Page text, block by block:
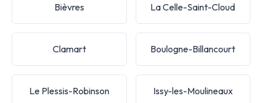
Bièvres La Celle-Saint-Cloud
Clamart Boulogne-Billancourt
Le Plessis-Robinson Issy-les-Moulineaux